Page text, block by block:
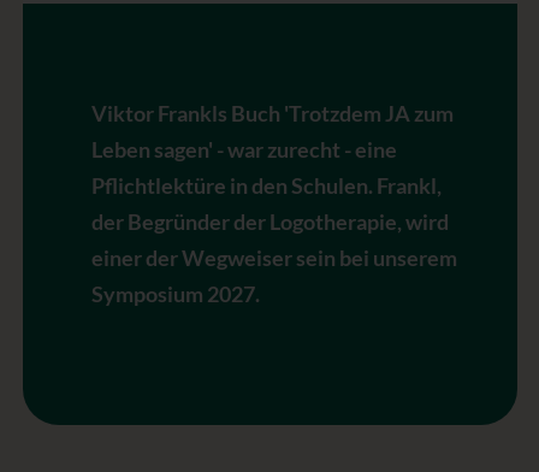
Viktor Frankls Buch 'Trotzdem JA zum
Leben sagen' - war zurecht - eine
Pflichtlektüre in den Schulen. Frankl,
der Begründer der Logotherapie, wird
einer der Wegweiser sein bei unserem
Symposium 2027.